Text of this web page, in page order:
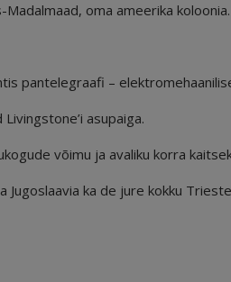
oma ameerika koloonia.
pantelegraafi –
asupaiga.
võimu ja avaliku korra
Jugoslaavia ka de jure kokku